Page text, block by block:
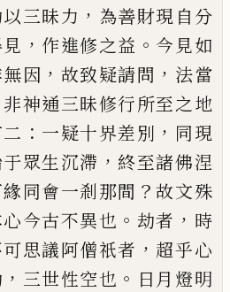
三昧力 ， 為善財現 自分
， 作進修之益 。 今見如
因 ， 故致疑請問 ， 法當
非神通三昧修行所至之地
： 一疑十界差別 ， 同現
眾生沉滯 ， 終至諸佛涅
同會一剎那間 ？故文殊
今古不異也 。 劫者 ， 時
思議阿僧祇者 ， 超乎心
， 三世性空也 。 日月燈明